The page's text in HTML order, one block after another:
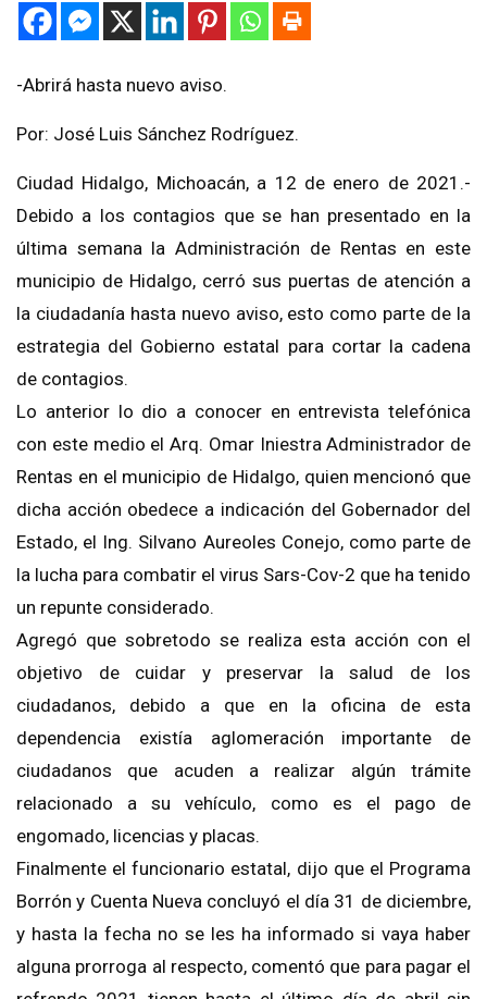
-Abrirá hasta nuevo aviso.
Por: José Luis Sánchez Rodríguez.
Ciudad Hidalgo, Michoacán, a 12 de enero de 2021.-
Debido a los contagios que se han presentado en la
última semana la Administración de Rentas en este
municipio de Hidalgo, cerró sus puertas de atención a
la ciudadanía hasta nuevo aviso, esto como parte de la
estrategia del Gobierno estatal para cortar la cadena
de contagios.
Lo anterior lo dio a conocer en entrevista telefónica
con este medio el Arq. Omar Iniestra Administrador de
Rentas en el municipio de Hidalgo, quien mencionó que
dicha acción obedece a indicación del Gobernador del
Estado, el Ing. Silvano Aureoles Conejo, como parte de
la lucha para combatir el virus Sars-Cov-2 que ha tenido
un repunte considerado.
Agregó que sobretodo se realiza esta acción con el
objetivo de cuidar y preservar la salud de los
ciudadanos, debido a que en la oficina de esta
dependencia existía aglomeración importante de
ciudadanos que acuden a realizar algún trámite
relacionado a su vehículo, como es el pago de
engomado, licencias y placas.
Finalmente el funcionario estatal, dijo que el Programa
Borrón y Cuenta Nueva concluyó el día 31 de diciembre,
y hasta la fecha no se les ha informado si vaya haber
alguna prorroga al respecto, comentó que para pagar el